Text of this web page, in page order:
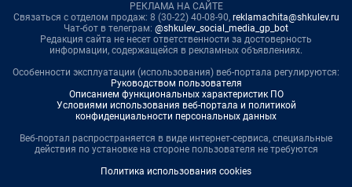
РЕКЛАМА НА САЙТЕ
Связаться с отделом продаж: 8 (30-22) 40-08-90, reklamachita@shkulev.ru
Чат-бот в телеграм: @shkulev_social_media_gp_bot
Редакция сайта не несет ответственности за достоверность
информации, содержащейся в рекламных объявлениях.
Особенности эксплуатации (использования) веб-портала регулируются:
Руководством пользователя
Описанием функциональных характеристик ПО
Условиями использования веб-портала и политикой
конфиденциальности персональных данных
Веб-портал распространяется в виде интернет-сервиса, специальные
действия по установке на стороне пользователя не требуются
Политика использования cookies